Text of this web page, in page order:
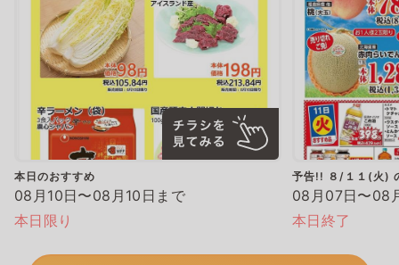
本日のおすすめ
08月10日〜08月10日まで
本日限り
予告!! ８/１１(火)
08月07日〜08
本日終了